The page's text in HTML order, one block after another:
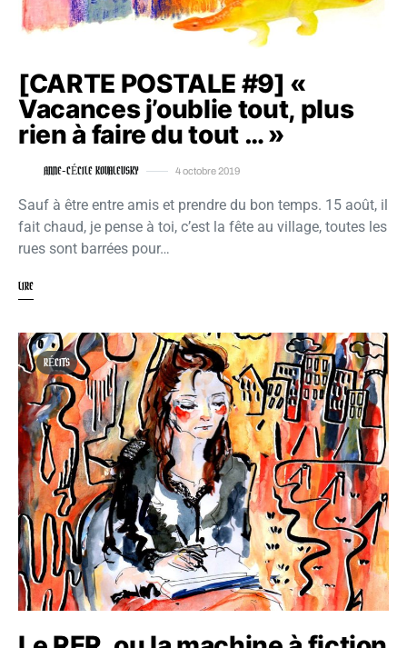
[CARTE POSTALE #9] «
Vacances j’oublie tout, plus
rien à faire du tout … »
ANNE-CÉCILE KOVALEVSKY 4 octobre 2019
Sauf à être entre amis et prendre du bon temps. 15 août, il
fait chaud, je pense à toi, c’est la fête au village, toutes les
rues sont barrées pour…
LIRE
RÉCITS